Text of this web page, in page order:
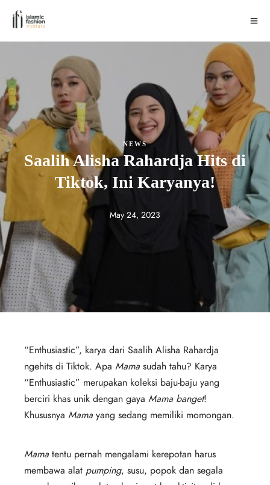
NEWS
Saalih Alisha Rahardja Hits di
Tiktok, Ini Karyanya!
May 24, 2023
“Enthusiastic”, karya dari Saalih Alisha Rahardja
ngehits di Tiktok. Apa Mamasudah tahu? Karya
“Enthusiastic” merupakan koleksi baju-baju yang
berciri khas unik dengan gaya Mama banget!
Khususnya Mamayang sedang memiliki momongan.
Mamatentu pernah mengalami kerepotan harus
membawa alat pumping, susu, popok dan segala